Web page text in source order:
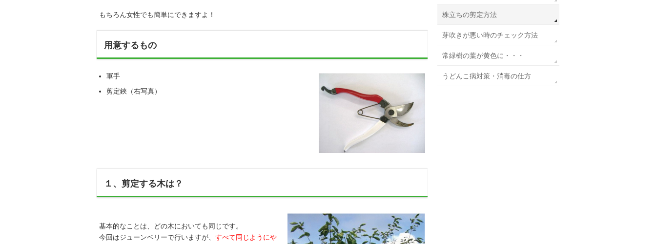
もちろん女性でも簡単にできますよ！
用意するもの
軍手
剪定鋏（右写真）
１、剪定する木は？
基本的なことは、どの木においても同じです。
今回はジューンベリーで行いますが、 すべて同じようにや
株立ちの剪定方法
芽吹きが悪い時のチェック方法
常緑樹の葉が黄色に・・・
うどんこ病対策・消毒の仕方